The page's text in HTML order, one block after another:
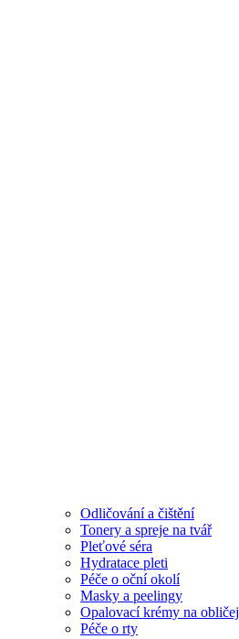
Odličování a čištění
Tonery a spreje na tvář
Pleťové séra
Hydratace pleti
Péče o oční okolí
Masky a peelingy
Opalovací krémy na obličej
Péče o rty